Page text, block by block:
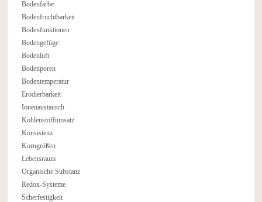
Bodenfarbe
Bodenfruchtbarkeit
Bodenfunktionen
Bodengefüge
Bodenluft
Bodenporen
Bodentemperatur
Erodierbarkeit
Ionenaustausch
Kohlenstoffumsatz
Konsistenz
Korngrößen
Lebensraum
Organische Substanz
Redox-Systeme
Scherfestigkeit